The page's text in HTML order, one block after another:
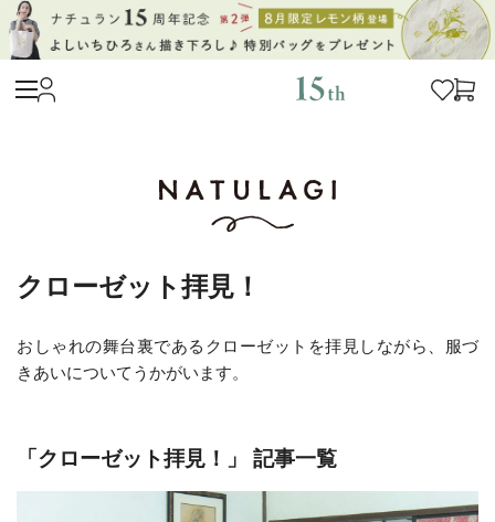
クローゼット拝見！
おしゃれの舞台裏であるクローゼットを拝見しながら、服づ
きあいについてうかがいます。
「クローゼット拝見！」 記事一覧